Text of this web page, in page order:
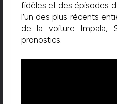
fidèles et des épisodes
l’un des plus récents
de la voiture Impala,
pronostics.